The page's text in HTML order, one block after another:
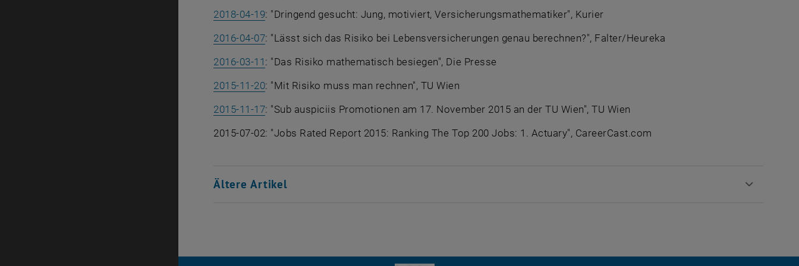
2018-04-19, öffnet eine externe URL in einem neuen Fenster
: "Dringend gesucht: Jung, motiviert, Versicherungsmathematiker", Kurier
2016-04-07, öffnet eine externe URL in einem neuen Fenster
: "Lässt sich das Risiko bei Lebensversicherungen genau berechnen?", Falter/Heureka
2016-03-11 , öffnet eine externe URL in einem neuen Fenster
: "Das Risiko mathematisch besiegen", Die Presse
2015-11-20, öffnet eine externe URL in einem neuen Fenster
: "Mit Risiko muss man rechnen", TU Wien
2015-11-17, öffnet eine externe URL in einem neuen Fenster
: "Sub auspiciis Promotionen am 17. November 2015 an der TU Wien", TU Wien
2015-07-02: "Jobs Rated Report 2015: Ranking The Top 200 Jobs: 1. Actuary", CareerCast.com
Ältere Artikel